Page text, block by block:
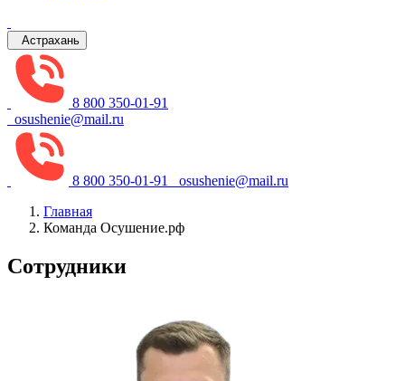
Астрахань
8 800 350-01-91
osushenie@mail.ru
8 800 350-01-91
osushenie@mail.ru
Главная
Команда Осушение.рф
Сотрудники